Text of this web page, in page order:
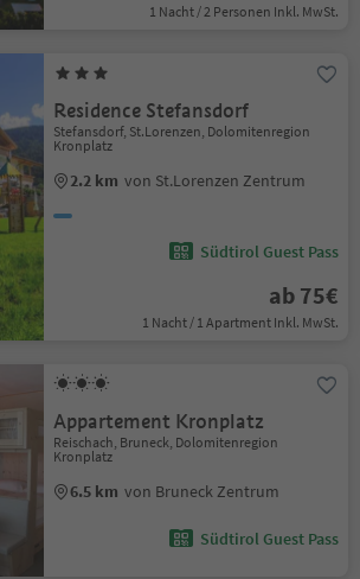
1 Nacht / 2 Personen Inkl. MwSt.
Residence Stefansdorf
Stefansdorf, St.Lorenzen, Dolomitenregion
Kronplatz
2.2 km von St.Lorenzen Zentrum
Südtirol Guest Pass
ab 75€
1 Nacht / 1 Apartment Inkl. MwSt.
Appartement Kronplatz
Reischach, Bruneck, Dolomitenregion
Kronplatz
6.5 km von Bruneck Zentrum
Südtirol Guest Pass